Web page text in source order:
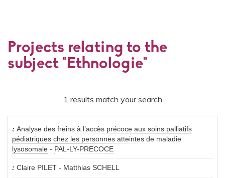
Projects relating to the
subject "Ethnologie"
1 results match your search
Analyse des freins à l’accès précoce aux soins palliatifs
pédiatriques chez les personnes atteintes de maladie
lysosomale - PAL-LY-PRECOCE
Claire PILET - Matthias SCHELL